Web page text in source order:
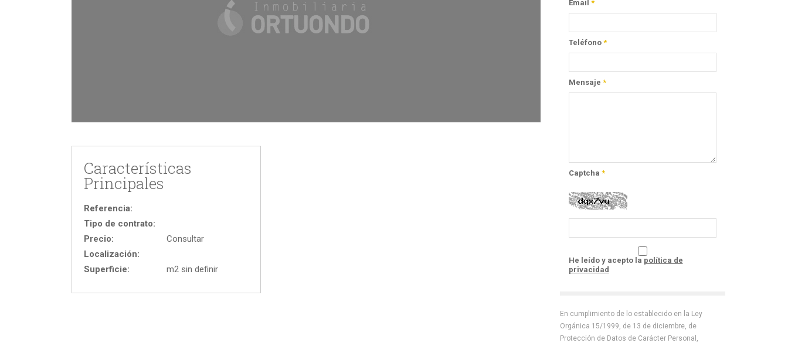
Características
Principales
Referencia:
Tipo de contrato:
Precio:
Consultar
Localización:
Superficie:
m2 sin definir
Email *
Teléfono *
Mensaje *
Captcha *
He leído y acepto la política de
privacidad
En cumplimiento de lo establecido en la Ley
Orgánica 15/1999, de 13 de diciembre, de
Protección de Datos de Carácter Personal,